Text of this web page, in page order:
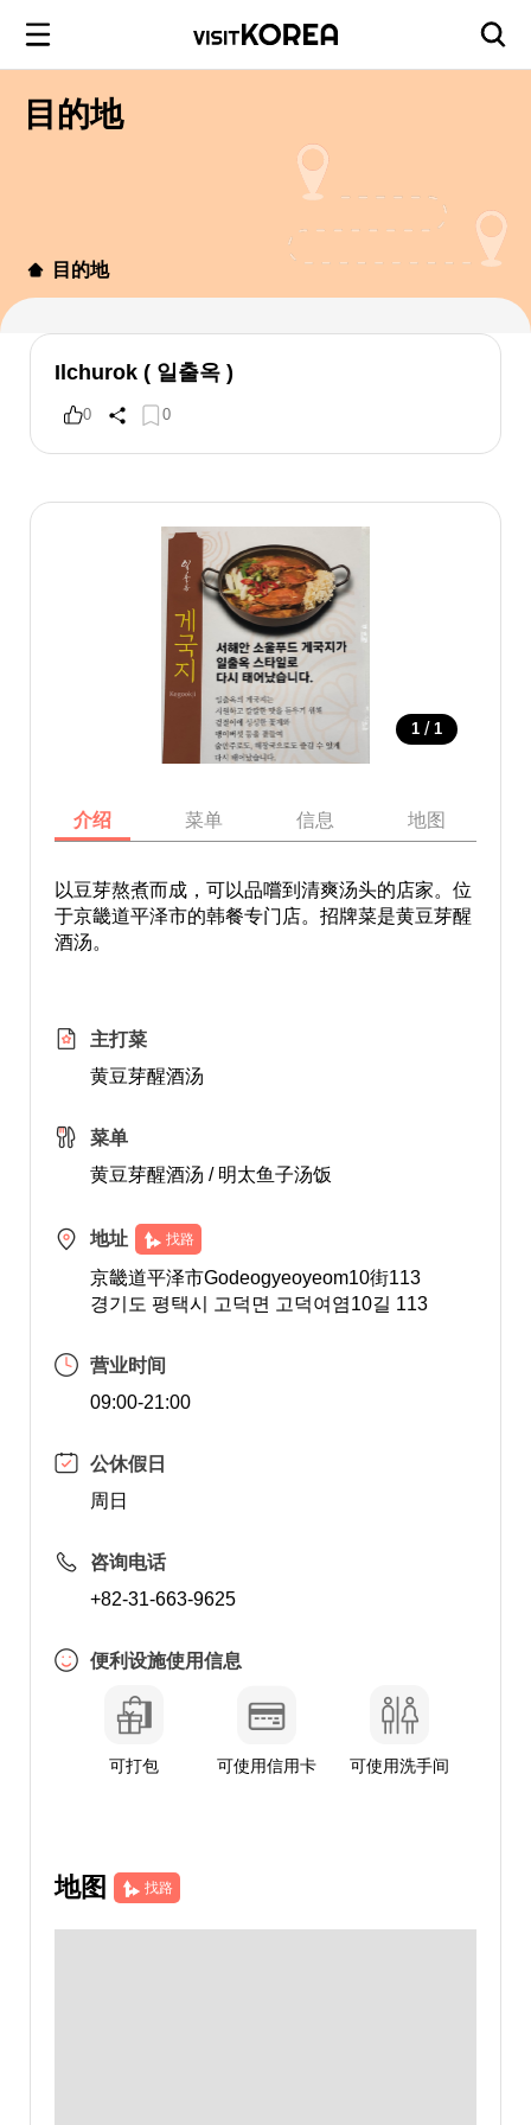
目的地
目的地
Ilchurok ( 일출옥 )
0 0
1 / 1
介绍 菜单 信息 地图
以豆芽熬煮而成，可以品嚐到清爽汤头的店家。位
于京畿道平泽市的韩餐专门店。招牌菜是黄豆芽醒
酒汤。
主打菜
黄豆芽醒酒汤
菜单
黄豆芽醒酒汤 / 明太鱼子汤饭
地址 找路
京畿道平泽市Godeogyeoyeom10街113
경기도 평택시 고덕면 고덕여염10길 113
营业时间
09:00-21:00
公休假日
周日
咨询电话
+82-31-663-9625
便利设施使用信息
可打包 可使用信用卡 可使用洗手间
地图 找路